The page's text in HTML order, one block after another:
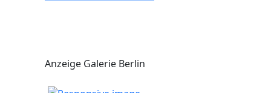
Anzeige Galerie Berlin